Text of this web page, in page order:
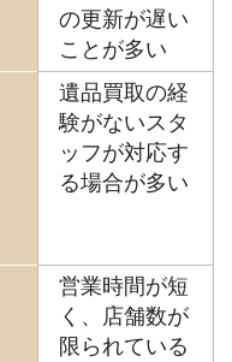
の更新が遅い
ことが多い
遺品買取の経
験がないスタ
ッフが対応す
る場合が多い
営業時間が短
く、店舗数が
限られている